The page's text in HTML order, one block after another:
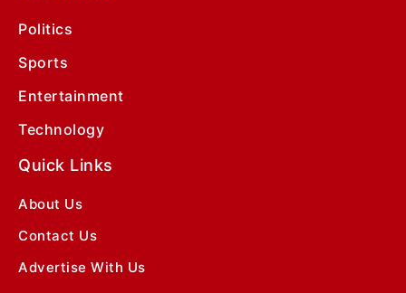
Politics
Sports
Entertainment
Technology
Quick Links
About Us
Contact Us
Advertise With Us